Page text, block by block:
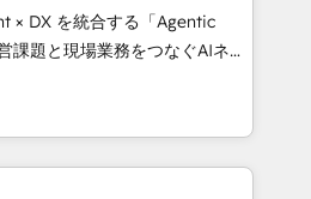
not a template. ➤ Migration:
CRM. Zero downtime, full data
Sales, marketing, and
➤ AI and Integrations: Layer
× DX を統合する「Agentic
として、HubSpot Eliteの実装
ます。 💡 100inc は何
を共通基盤に、AIエージェン
ント業務（マーケティング・営